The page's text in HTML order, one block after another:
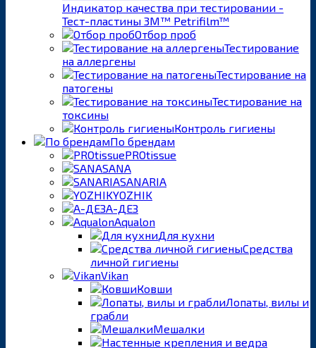
Индикатор качества при тестировании -
Тест-пластины 3M™ Petrifilm™
Отбор проб
Тестирование
на аллергены
Тестирование на
патогены
Тестирование на
токсины
Контроль гигиены
По брендам
PROtissue
SANA
SANARIA
YOZHIK
А-ДЕЗ
Aqualon
Для кухни
Средства
личной гигиены
Vikan
Ковши
Лопаты, вилы и
грабли
Мешалки